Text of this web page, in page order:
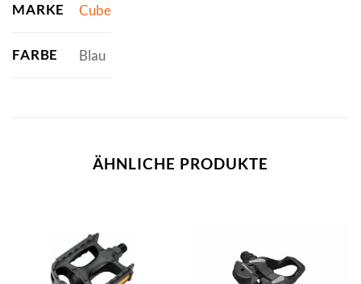
MARKE Cube
FARBE Blau
ÄHNLICHE PRODUKTE